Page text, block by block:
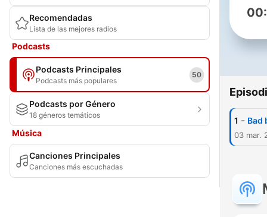
Recomendadas
Lista de las mejores radios
Podcasts
Podcasts Principales
Podcasts más populares
50
Podcasts por Género
18 géneros temáticos
Música
Canciones Principales
Canciones más escuchadas
1 - Bad
03 mar.